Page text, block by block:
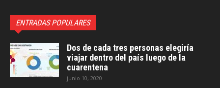
ENTRADAS POPULARES
Dos de cada tres personas elegiría
viajar dentro del país luego de la
cuarentena
junio 10, 2020